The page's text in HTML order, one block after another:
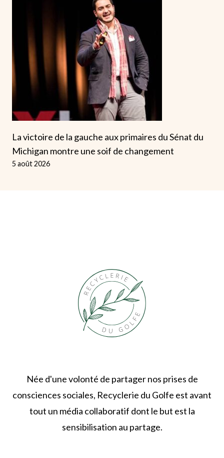
La victoire de la gauche aux primaires du Sénat du
Michigan montre une soif de changement
5 août 2026
Née d'une volonté de partager nos prises de
consciences sociales, Recyclerie du Golfe est avant
tout un média collaboratif dont le but est la
sensibilisation au partage.